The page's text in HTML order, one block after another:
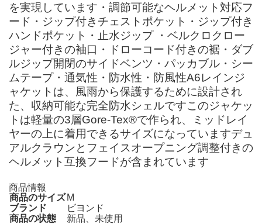
を実現しています・調節可能なヘルメット対応フ
ード・ジップ付きチェストポケット・ジップ付き
ハンドポケット・止水ジップ ・ベルクロクロー
ジャー付きの袖口・ドローコード付きの裾・ダブ
ルジップ開閉のサイドベンツ・パッカブル・シー
ムテープ・通気性・防水性・防風性A6レインジ
ャケットは、風雨から保護するために設計され
た、収納可能な完全防水シェルですこのジャケッ
トは軽量の3層Gore-Tex®で作られ、ミッドレイ
ヤーの上に着用できるサイズになっていますデュ
アルクラウンとフェイスオープニング調整付きの
ヘルメット互換フードが含まれています
商品情報
商品のサイズ M
ブランド
ビヨンド
商品の状態
新品、未使用